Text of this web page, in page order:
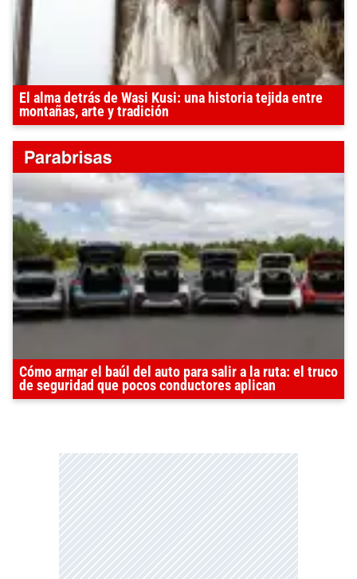
El alma detrás de Wasi Kusi: una historia tejida entre
montañas, arte y tradición
Cómo armar el baúl del auto para salir a la ruta: el truco
de seguridad que pocos conductores aplican